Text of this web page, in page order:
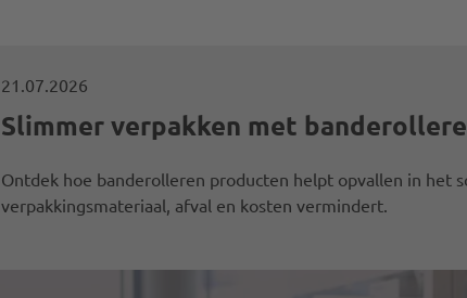
21.07.2026
Slimmer verpakken met
Ontdek hoe banderolleren producten helpt opvallen in het
verpakkingsmateriaal, afval en kosten vermindert.